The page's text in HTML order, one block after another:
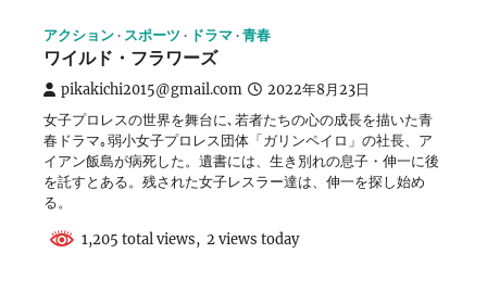
アクション スポーツ ドラマ 青春
ワイルド・フラワーズ
pikakichi2015@gmail.com 2022年8月23日
女子プロレスの世界を舞台に､若者たちの心の成長を描いた青
春ドラマ｡弱小女子プロレス団体「ガリンペイロ」の社長、ア
イアン飯島が病死した。遺書には、生き別れの息子・伸一に後
を託すとある。残された女子レスラー達は、伸一を探し始め
る。
1,205 total views, 2 views today